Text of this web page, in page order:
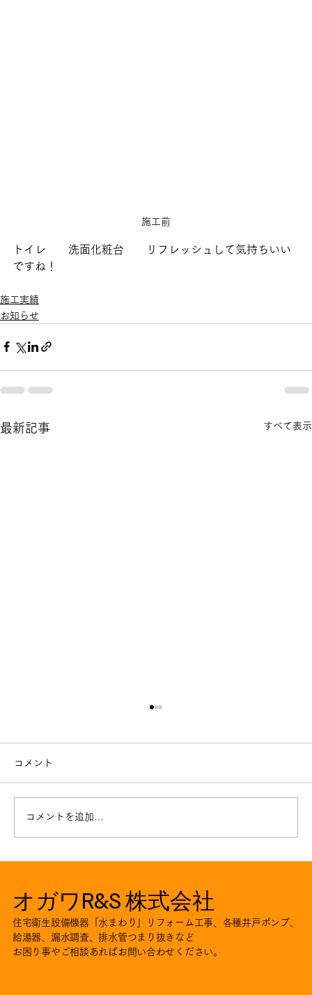
施工前
トイレ　　洗面化粧台　　リフレッシュして気持ちいい
ですね！
施工実績
お知らせ
最新記事 すべて表示
コメント
コメントを追加…
オガワR&S 株式会社
住宅衛生設備機器「水まわり」リフォーム工事、各種井戸ポンプ、
給湯器、漏水調査、排水管つまり抜きなど
お困り事やご相談あればお問い合わせください。